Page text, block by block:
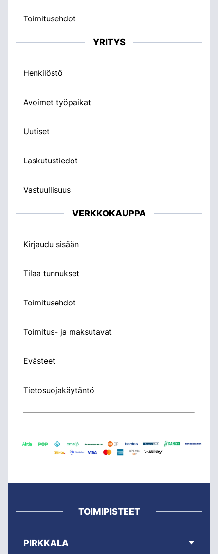
Toimitusehdot
YRITYS
Henkilöstö
Avoimet työpaikat
Uutiset
Laskutustiedot
Vastuullisuus
VERKKOKAUPPA
Kirjaudu sisään
Tilaa tunnukset
Toimitusehdot
Toimitus- ja maksutavat
Evästeet
Tietosuojakäytäntö
TOIMIPISTEET
PIRKKALA